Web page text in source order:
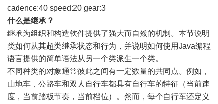
cadence:40 speed:20 gear:3
什么是继承？
继承为组织和构造软件提供了强大而自然的机制。本节说明
类如何从其超类继承状态和行为，并说明如何使用Java编程
语言提供的简单语法从另一个类派生一个类。
不同种类的对象通常彼此之间有一定数量的共同点。例如，
山地车，公路车和双人自行车都具有自行车的特征（当前速
度，当前踏板节奏，当前档位）。然而，每个自行车还定义